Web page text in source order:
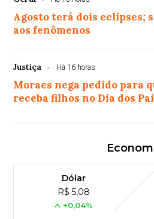
Agosto terá dois eclipses;
aos fenômenos
Justiça Há 16 horas
Moraes nega pedido para
receba filhos no Dia dos
Dólar
R$ 5,08
+0,04%